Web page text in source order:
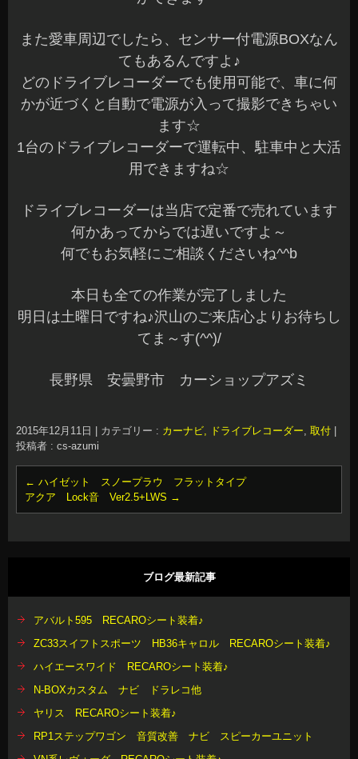
また愛車周辺でしたら、センサー付電源BOXなん
てもあるんですよ♪
どのドライブレコーダーでも使用可能で、車に何
かが近づくと自動で電源が入って撮影できちゃい
ます☆
1台のドライブレコーダーで運転中、駐車中と大活
用できますね☆
ドライブレコーダーは当店で定番で売れています
何かあってからでは遅いですよ～
何でもお気軽にご相談くださいね^^b
本日も全ての作業が完了しました
明日は土曜日ですね♪沢山のご来店心よりお待ちし
てま～す(^^)/
長野県 安曇野市 カーショップアズミ
2015年12月11日 カテゴリー : カーナビ, ドライブレコーダー, 取付
投稿者 : cs-azumi
← ハイゼット スノープラウ フラットタイプ
アクア Lock音 Ver2.5+LWS →
ブログ最新記事
アバルト595 RECAROシート装着♪
ZC33スイフトスポーツ HB36キャロル RECAROシート装着♪
ハイエースワイド RECAROシート装着♪
N-BOXカスタム ナビ ドラレコ他
ヤリス RECAROシート装着♪
RP1ステップワゴン 音質改善 ナビ スピーカーユニット